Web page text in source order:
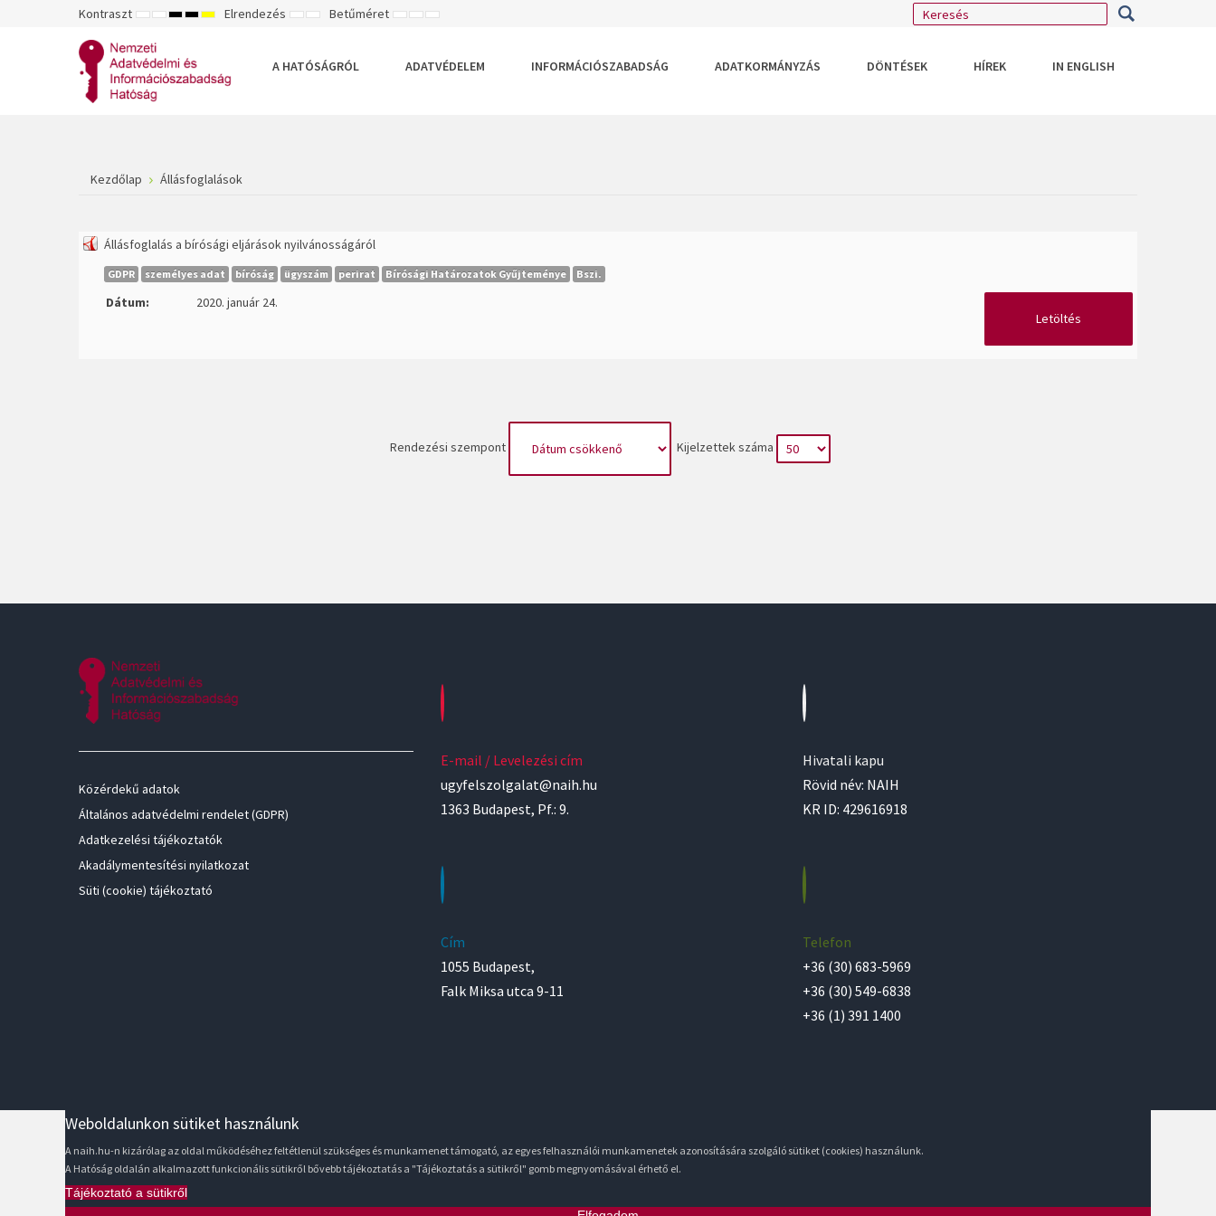
Kontraszt ALAPÉRTELMEZETT
ÉJSZAKAI
NAGY
FEHÉR
MÓD
NAGY
SÁRGA
MÓD
NAGY
MÓD
Elrendezés RÖGZÍTETT
SZÉLES
Betűméret KISEBB
ALAPÉRTELMEZETT
NAGYOBB
A HATÓSÁGRÓL
ADATVÉDELEM INFORMÁCIÓSZABADSÁG ADATKORMÁNYZÁS DÖNTÉSEK HÍREK IN ENGLISH
Kezdőlap Állásfoglalások
Állásfoglalás a bírósági eljárások nyilvánosságáról
GDPR személyes adat bíróság ügyszám perirat Bírósági Határozatok Gyűjteménye Bszi.
Dátum:
2020. január 24.
Letöltés
Rendezési szempont Kijelzettek száma
Közérdekű adatok
Általános adatvédelmi rendelet (GDPR)
Adatkezelési tájékoztatók
Akadálymentesítési nyilatkozat
Süti (cookie) tájékoztató
E-mail / Levelezési cím
ugyfelszolgalat@naih.hu
1363 Budapest, Pf.: 9.
Cím
1055 Budapest,
Falk Miksa utca 9-11
Hivatali kapu
Rövid név: NAIH
KR ID: 429616918
Telefon
+36 (30) 683-5969
+36 (30) 549-6838
+36 (1) 391 1400
Weboldalunkon sütiket használunk
A naih.hu-n kizárólag az oldal működéséhez feltétlenül szükséges és munkamenet támogató, az egyes felhasználói munkamenetek azonosítására szolgáló sütiket (cookies) használunk.
A Hatóság oldalán alkalmazott funkcionális sütikről bővebb tájékoztatás a "Tájékoztatás a sütikről" gomb megnyomásával érhető el.
Tájékoztató a sütikről